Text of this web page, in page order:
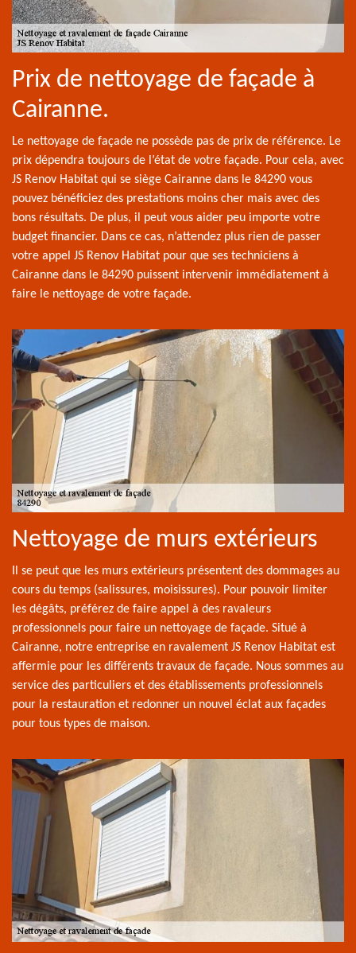
Prix de nettoyage de façade à
Cairanne.
Le nettoyage de façade ne possède pas de prix de référence. Le
prix dépendra toujours de l’état de votre façade. Pour cela, avec
JS Renov Habitat qui se siège Cairanne dans le 84290 vous
pouvez bénéficiez des prestations moins cher mais avec des
bons résultats. De plus, il peut vous aider peu importe votre
budget financier. Dans ce cas, n’attendez plus rien de passer
votre appel JS Renov Habitat pour que ses techniciens à
Cairanne dans le 84290 puissent intervenir immédiatement à
faire le nettoyage de votre façade.
Nettoyage de murs extérieurs
Il se peut que les murs extérieurs présentent des dommages au
cours du temps (salissures, moisissures). Pour pouvoir limiter
les dégâts, préférez de faire appel à des ravaleurs
professionnels pour faire un nettoyage de façade. Situé à
Cairanne, notre entreprise en ravalement JS Renov Habitat est
affermie pour les différents travaux de façade. Nous sommes au
service des particuliers et des établissements professionnels
pour la restauration et redonner un nouvel éclat aux façades
pour tous types de maison.